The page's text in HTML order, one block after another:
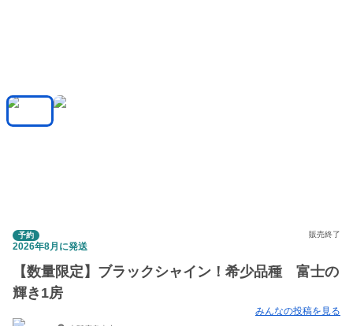
予約 販売終了
2026年8月に発送
【数量限定】ブラックシャイン！希少品種 富士の
輝き1房
みんなの投稿を見る